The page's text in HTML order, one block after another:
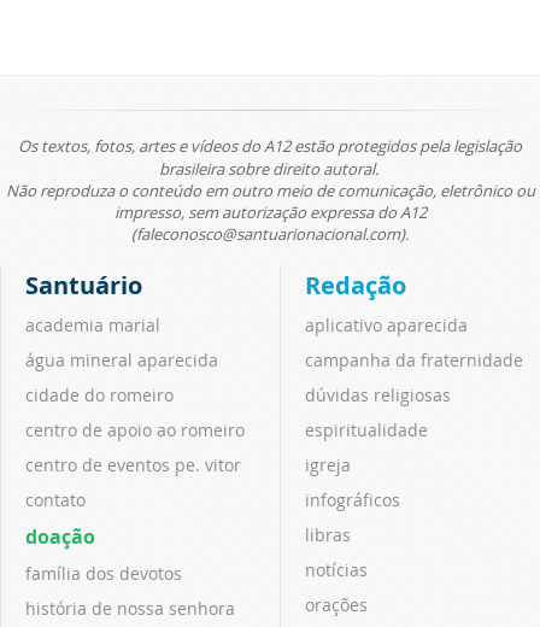
Os textos, fotos, artes e vídeos do A12 estão protegidos pela legislação
brasileira sobre direito autoral.
Não reproduza o conteúdo em outro meio de comunicação, eletrônico ou
impresso, sem autorização expressa do A12
(faleconosco@santuarionacional.com).
Santuário
academia marial
água mineral aparecida
cidade do romeiro
centro de apoio ao romeiro
centro de eventos pe. vitor
contato
doação
família dos devotos
história de nossa senhora
Redação
aplicativo aparecida
campanha da fraternidade
dúvidas religiosas
espiritualidade
igreja
infográficos
libras
notícias
orações